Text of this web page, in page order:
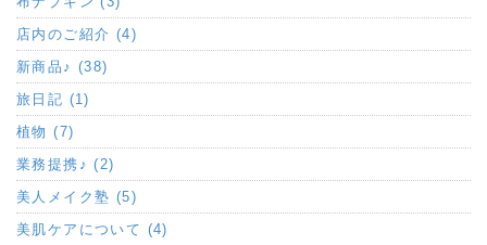
店内のご紹介 (4)
新商品♪ (38)
旅日記 (1)
植物 (7)
業務提携♪ (2)
美人メイク塾 (5)
美肌ケアについて (4)